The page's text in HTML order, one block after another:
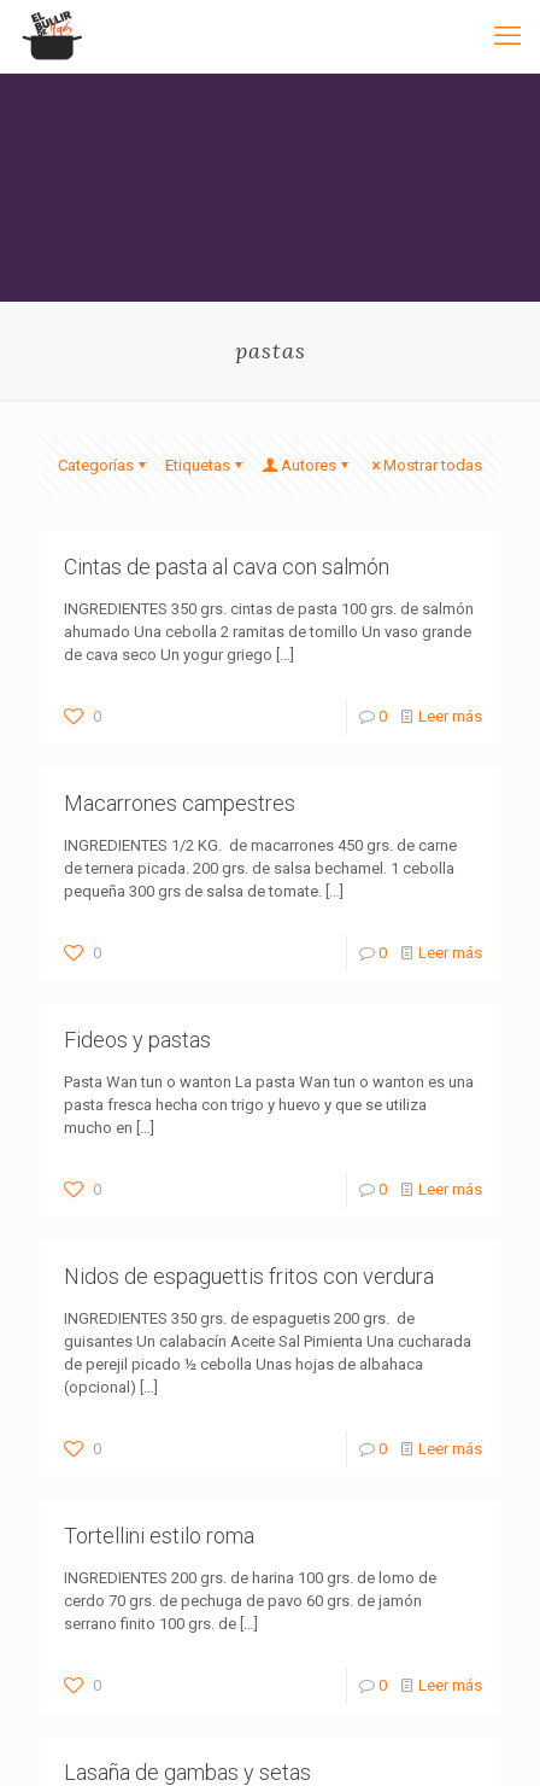
pastas
Categorías Etiquetas Autores Mostrar todas
Cintas de pasta al cava con salmón
INGREDIENTES 350 grs. cintas de pasta 100 grs. de salmón
ahumado Una cebolla 2 ramitas de tomillo Un vaso grande
de cava seco Un yogur griego […]
0 0 Leer más
Macarrones campestres
INGREDIENTES 1/2 KG. de macarrones 450 grs. de carne
de ternera picada. 200 grs. de salsa bechamel. 1 cebolla
pequeña 300 grs de salsa de tomate. […]
0 0 Leer más
Fideos y pastas
Pasta Wan tun o wanton La pasta Wan tun o wanton es una
pasta fresca hecha con trigo y huevo y que se utiliza
mucho en […]
0 0 Leer más
Nidos de espaguettis fritos con verdura
INGREDIENTES 350 grs. de espaguetis 200 grs. de
guisantes Un calabacín Aceite Sal Pimienta Una cucharada
de perejil picado ½ cebolla Unas hojas de albahaca
(opcional) […]
0 0 Leer más
Tortellini estilo roma
INGREDIENTES 200 grs. de harina 100 grs. de lomo de
cerdo 70 grs. de pechuga de pavo 60 grs. de jamón
serrano finito 100 grs. de […]
0 0 Leer más
Lasaña de gambas y setas